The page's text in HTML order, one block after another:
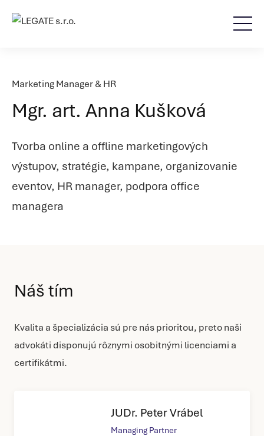
Marketing Manager & HR
Mgr. art. Anna Kušková
Tvorba online a offline marketingových
výstupov, stratégie, kampane, organizovanie
eventov, HR manager, podpora office
managera
Náš tím
Kvalita a špecializácia sú pre nás prioritou, preto naši
advokáti disponujú rôznymi osobitnými licenciami a
certifikátmi.
JUDr. Peter Vrábel
Managing Partner